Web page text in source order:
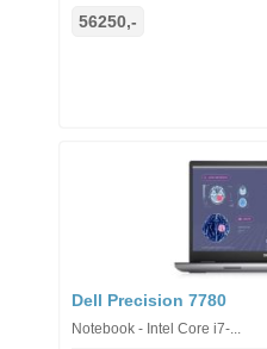
56250,-
Dell Precision 7780
Notebook - Intel Core i7-...